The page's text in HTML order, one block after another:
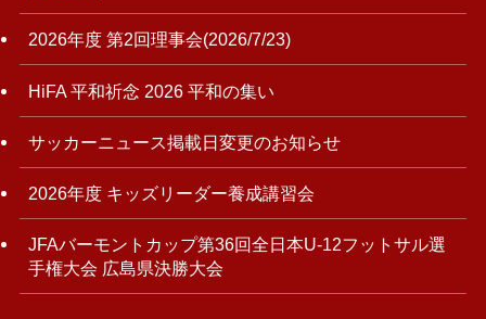
2026年度 第2回理事会(2026/7/23)
HiFA 平和祈念 2026 平和の集い
サッカーニュース掲載日変更のお知らせ
2026年度 キッズリーダー養成講習会
JFAバーモントカップ第36回全日本U-12フットサル選
手権大会 広島県決勝大会